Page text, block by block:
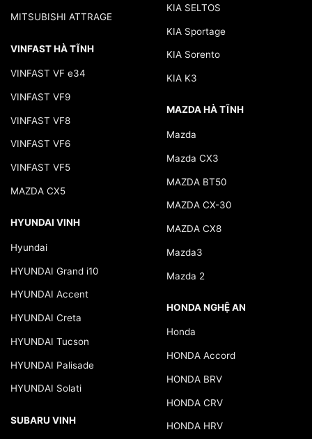
MITSUBISHI ATTRAGE
VINFAST HÀ TĨNH
VINFAST VF e34
VINFAST VF9
VINFAST VF8
VINFAST VF6
VINFAST VF5
MAZDA CX5
HYUNDAI VINH
Hyundai
HYUNDAI Grand i10
HYUNDAI Accent
HYUNDAI Creta
HYUNDAI Tucson
HYUNDAI Palisade
HYUNDAI Solati
SUBARU VINH
KIA SELTOS
KIA Sportage
KIA Sorento
KIA K3
MAZDA HÀ TĨNH
Mazda
Mazda CX3
MAZDA BT50
MAZDA CX-30
MAZDA CX8
Mazda3
Mazda 2
HONDA NGHỆ AN
Honda
HONDA Accord
HONDA BRV
HONDA CRV
HONDA HRV